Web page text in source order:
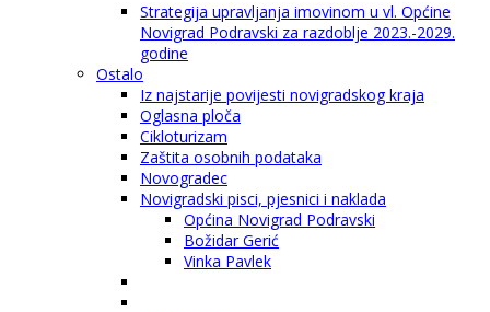
Strategija upravljanja imovinom u vl. Općine
Novigrad Podravski za razdoblje 2023.-2029.
godine
Ostalo
Iz najstarije povijesti novigradskog kraja
Oglasna ploča
Cikloturizam
Zaštita osobnih podataka
Novogradec
Novigradski pisci, pjesnici i naklada
Općina Novigrad Podravski
Božidar Gerić
Vinka Pavlek